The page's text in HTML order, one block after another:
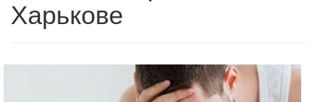
Харькове